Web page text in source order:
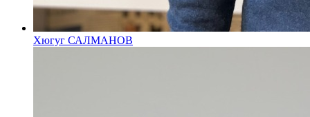
Хюгуг САЛМАНОВ